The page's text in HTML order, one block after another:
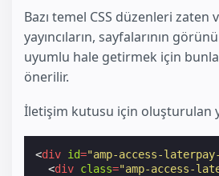
Bazı temel CSS düzenleri zaten
yayıncıların, sayfalarının
uyumlu hale getirmek için
önerilir.
İletişim kutusu için oluşturulan
<div id="amp-access-
<div class="amp-access-